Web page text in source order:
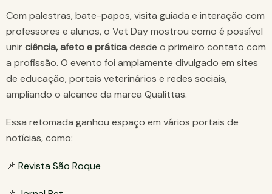
Com palestras, bate-papos, visita guiada e interação com
professores e alunos, o Vet Day mostrou como é possível
unirciência, afeto e práticadesde o primeiro contato com
a profissão. O evento foi amplamente divulgado em sites
de educação, portais veterinários e redes sociais,
ampliando o alcance da marca Qualittas.
Essa retomada ganhou espaço em vários portais de
notícias, como:
📌 Revista São Roque